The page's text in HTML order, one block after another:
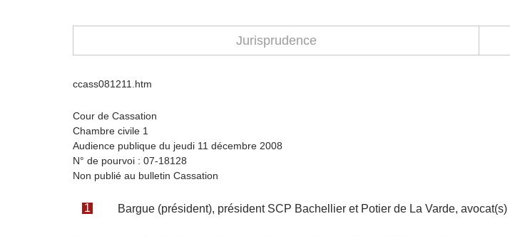
Jurisprudence
ccass081211.htm
Cour de Cassation
Chambre civile 1
Audience publique du jeudi 11 décembre 2008
N° de pourvoi : 07-18128
Non publié au bulletin Cassation
Bargue (président), président SCP Bachellier et Potier de La Varde, avocat(s)